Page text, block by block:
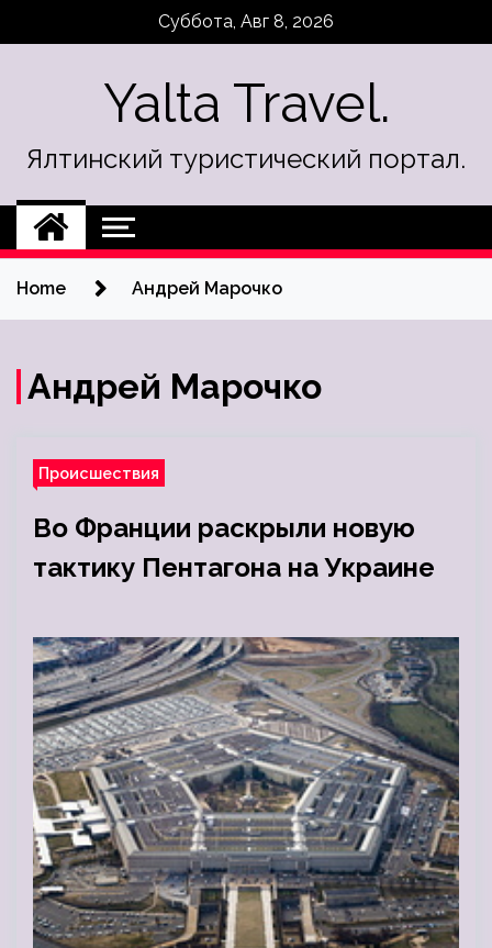
Суббота, Авг 8, 2026
Yalta Travel.
Ялтинский туристический портал.
Home Андрей Марочко
Андрей Марочко
Происшествия
Во Франции раскрыли новую
тактику Пентагона на Украине